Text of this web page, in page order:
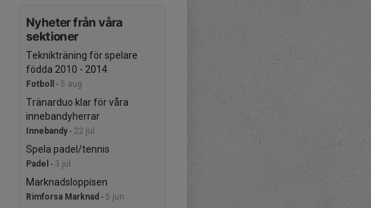
Nyheter från våra
sektioner
Teknikträning för spelare
födda 2010 - 2014
Fotboll - 5 aug
Tränarduo klar för våra
innebandyherrar
Innebandy - 22 jul
Spela padel/tennis
Padel - 3 jul
Marknadsloppisen
Rimforsa Marknad - 5 jun